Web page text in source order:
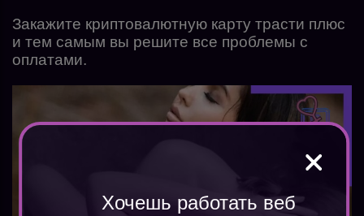
Закажите криптовалютную карту трасти плюс
и тем самым вы решите все проблемы с
оплатами.
Хочешь работать веб